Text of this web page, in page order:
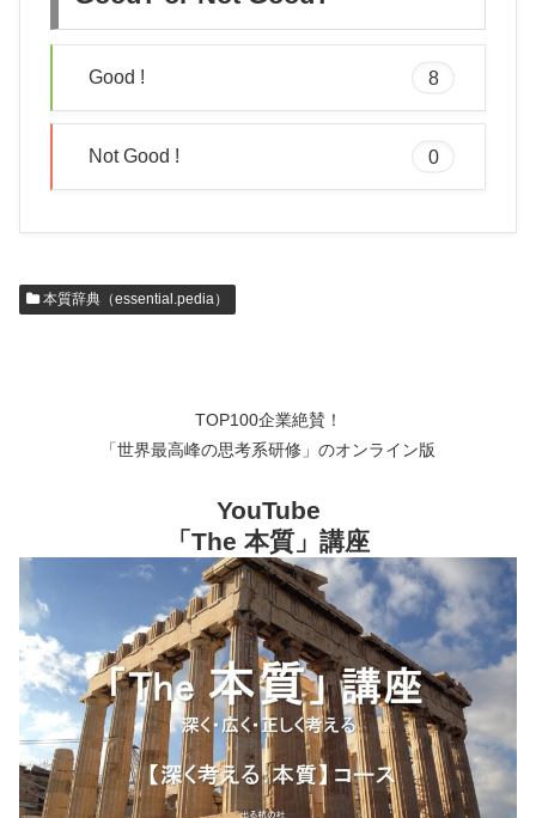
Good ! 8
Not Good ! 0
本質辞典（essential.pedia）
TOP100企業絶賛！
「世界最高峰の思考系研修」のオンライン版
YouTube
「The 本質」講座